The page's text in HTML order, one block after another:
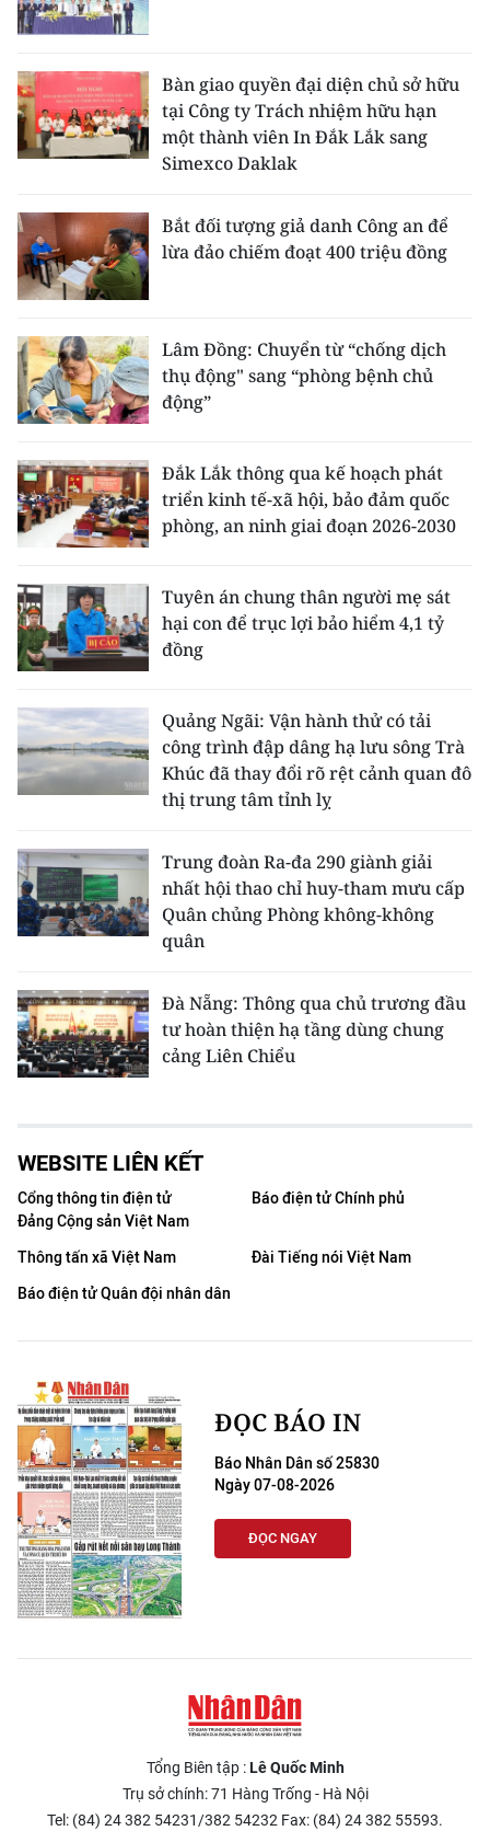
Bàn giao quyền đại diện chủ sở hữu
tại Công ty Trách nhiệm hữu hạn
một thành viên In Đắk Lắk sang
Simexco Daklak
Bắt đối tượng giả danh Công an để
lừa đảo chiếm đoạt 400 triệu đồng
Lâm Đồng: Chuyển từ “chống dịch
thụ động" sang “phòng bệnh chủ
động”
Đắk Lắk thông qua kế hoạch phát
triển kinh tế-xã hội, bảo đảm quốc
phòng, an ninh giai đoạn 2026-2030
Tuyên án chung thân người mẹ sát
hại con để trục lợi bảo hiểm 4,1 tỷ
đồng
Quảng Ngãi: Vận hành thử có tải
công trình đập dâng hạ lưu sông Trà
Khúc đã thay đổi rõ rệt cảnh quan đô
thị trung tâm tỉnh lỵ
Trung đoàn Ra-đa 290 giành giải
nhất hội thao chỉ huy-tham mưu cấp
Quân chủng Phòng không-không
quân
Đà Nẵng: Thông qua chủ trương đầu
tư hoàn thiện hạ tầng dùng chung
cảng Liên Chiểu
WEBSITE LIÊN KẾT
Cổng thông tin điện tử
Đảng Cộng sản Việt Nam
Báo điện tử Chính phủ
Thông tấn xã Việt Nam
Đài Tiếng nói Việt Nam
Báo điện tử Quân đội nhân dân
ĐỌC BÁO IN
Báo Nhân Dân số 25830
Ngày 07-08-2026
ĐỌC NGAY
Tổng Biên tập :Lê Quốc Minh
Trụ sở chính: 71 Hàng Trống - Hà Nội
Tel: (84) 24 382 54231/382 54232 Fax: (84) 24 382 55593.